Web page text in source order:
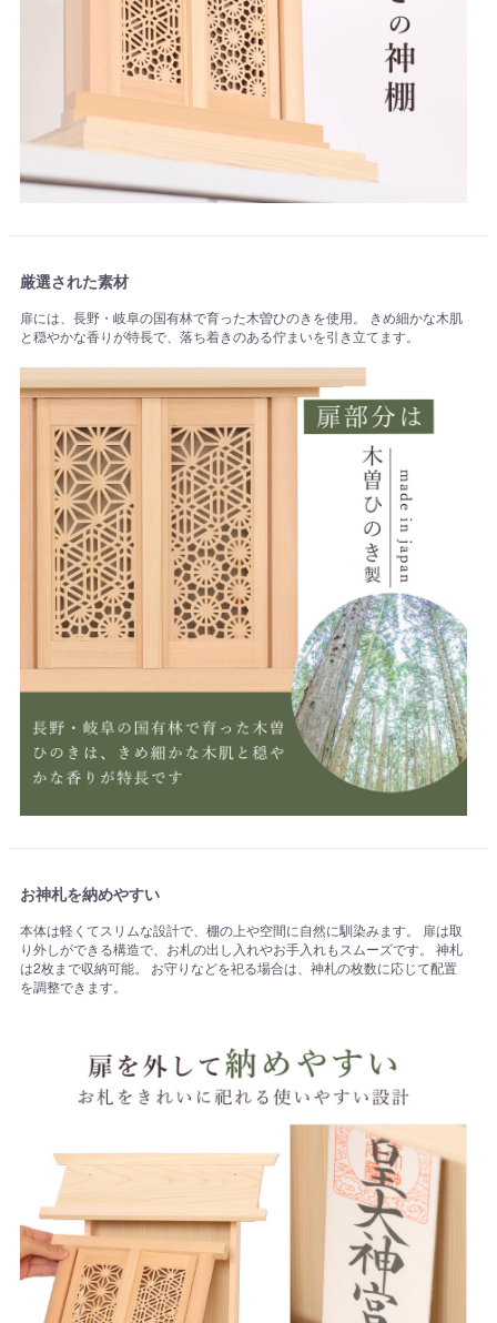
厳選された素材
扉には、長野・岐阜の国有林で育った木曽ひのきを使用。 きめ細かな木肌
と穏やかな香りが特長で、落ち着きのある佇まいを引き立てます。
お神札を納めやすい
本体は軽くてスリムな設計で、棚の上や空間に自然に馴染みます。 扉は取
り外しができる構造で、お札の出し入れやお手入れもスムーズです。 神札
は2枚まで収納可能。 お守りなどを祀る場合は、神札の枚数に応じて配置
を調整できます。